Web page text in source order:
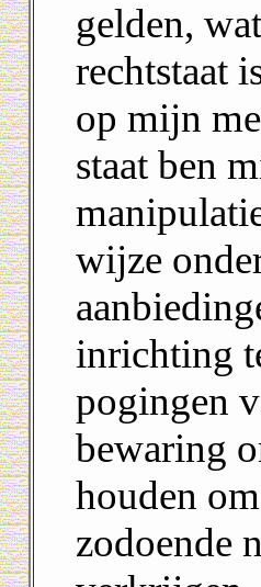
gelden,
rechtstaat
op mijn
staat ben
wijze
inrichting
pogingen
bewaring
houden
zodoende